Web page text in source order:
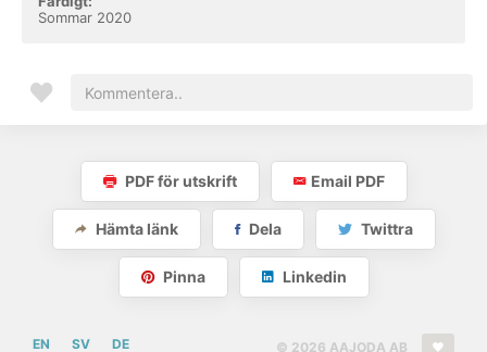
Sommar 2020
PDF för utskrift Email PDF
Hämta länk Dela Twittra
Pinna Linkedin
© 2026 AAJODA AB
EN SV DE